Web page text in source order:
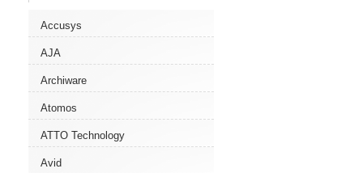
Accusys
AJA
Archiware
Atomos
ATTO Technology
Avid